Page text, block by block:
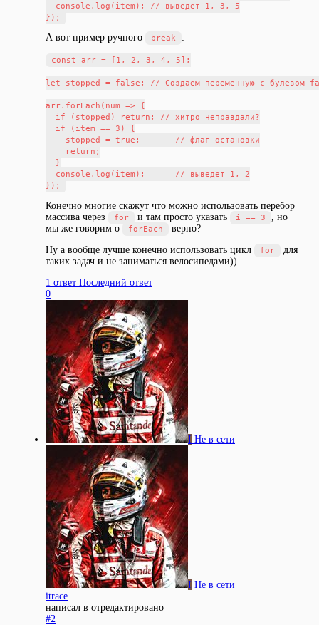
  console.log(item); // выведет 1, 3, 5
А вот пример ручного break :
const arr = [1, 2, 3, 4, 5];
let stopped = false; // Создаем переменную с булевом
arr.forEach(num => {
  if (stopped) return; // хитро неправдали?
  if (item == 3) {
    stopped = true;       // флаг остановки
    return;
  }
  console.log(item);      // выведет 1, 2
Конечно многие скажут что можно использовать перебор
массива через
for и там просто указать i == 3
, но
мы же говорим о
forEach
верно?
Ну а вообще лучше конечно использовать цикл
for
для
таких задач и не заниматься велосипедами))
1 ответ Последний ответ
0
I Не в сети
I Не в сети
itrace
написал в отредактировано
#2